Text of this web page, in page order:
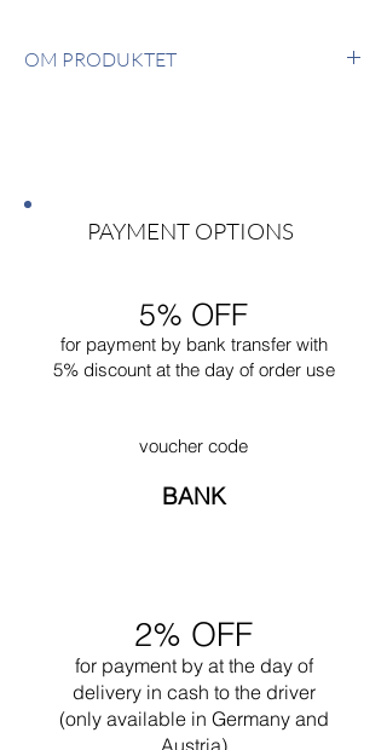
OM PRODUKTET
PAYMENT OPTIONS
5% OFF
for payment by bank transfer with
5% discount at the day of order use
voucher code
BANK
2% OFF
for payment by at the day of
delivery in cash to the driver
(only available in Germany and